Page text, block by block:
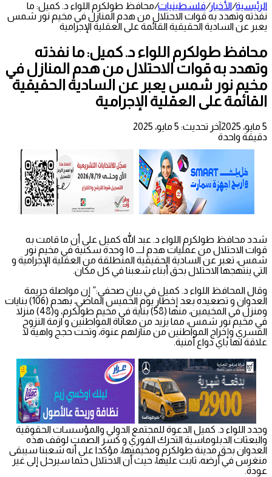
الرئيسية/الأخبار/فلسطينيات/محافظ طولكرم اللواء د. كميل: ما
نفذته وتهدد به قوات الاحتلال من هدم المنازل في مخيم نور شمس
يعبر عن السادية الحقيقية القائمة على العقلية الإجرامية
محافظ طولكرم اللواء د. كميل: ما نفذته
وتهدد به قوات الاحتلال من هدم المنازل في
مخيم نور شمس يعبر عن السادية الحقيقية
القائمة على العقلية الإجرامية
5 مايو، 2025
آخر تحديث: 5 مايو، 2025
دقيقة واحدة
شدد محافظ طولكرم اللواء د. عبد الله كميل على أن ما قامت به
قوات الاحتلال من عمليات هدم لـــ ١٥ وحدة سكنية في مخيم نور
شمس، تعبر عن السادية الحقيقية المنطلقة من العقلية الإجرامية و
التي ينتهجها الاحتلال بحق أبناء شعبنا في كل مكان.
وقال المحافظ اللواء د. كميل في بيان صحفي:” إن مواصلة جريمة
العدوان و تصعيده بعد إخطار يوم الخميس الماضي، بهدم (106) بنايات
ومنزل في المخيمين، منها (58) بناية في مخيم طولكرم، و(48) منزلا
في مخيم نور شمس، مما يزيد من معاناة المواطنين و ازمة النزوح
القسري وإخراج المواطنين من منازلهم عنوة، وتحت حجج واهية لا
علاقة لها باي دواع أمنية.
وجدد اللواء د. كميل الدعوة للمجتمع الدولي والمؤسسات الحقوقية
والبعثات الدبلوماسية التحرك الفوري و كسر الصمت لوقف هذه
العدوان بحق مدينة طولكرم ومخيميها، مؤكدا على أنه شعبنا سيبقى
منغرس في أرضه، ثابت عليها، حيث أن الاحتلال حتما سيرحل إلى غير
عودة.